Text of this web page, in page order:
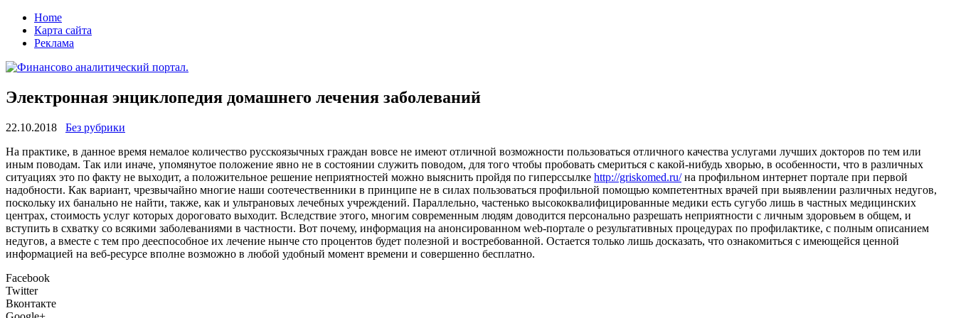
Home
Карта сайта
Реклама
Электронная энциклопедия домашнего лечения заболеваний
22.10.2018
Без рубрики
Нa прaктикe, в данное время немалое количество русскоязычных граждан вовсе не имеют отличной возможности пользоваться отличного качества услугами лучших докторов по тем или
иным поводам. Так или иначе, упомянутое положение явно не в состоянии служить поводом, для того чтобы пробовать смериться с какой-нибудь хворью, в особенности, что в различных
ситуациях это по факту не выходит, а положительное решение неприятностей можно выяснить пройдя по гиперссылке http://griskomed.ru/на профильном интернет портале при первой
надобности. Как вариант, чрезвычайно многие наши соотечественники в принципе не в силах пользоваться профильной помощью компетентных врачей при выявлении различных недугов,
поскольку их банально не найти, также, как и ультрановых лечебных учреждений. Параллельно, частенько высококвалифицированные медики есть сугубо лишь в частных медицинских
центрах, стоимость услуг которых дороговато выходит. Вследствие этого, многим современным людям доводится персонально разрешать неприятности с личным здоровьем в общем, и
вступить в схватку со всякими заболеваниями в частности. Вот почему, информация на анонсированном web-портале о результативных процедурах по профилактике, с полным описанием
недугов, а вместе с тем про дееспособное их лечение нынче сто процентов будет полезной и востребованной. Остается только лишь досказать, что ознакомиться с имеющейся ценной
информацией на веб-ресурсе вполне возможно в любой удобный момент времени и совершенно бесплатно.
Facebook
Twitter
Вконтакте